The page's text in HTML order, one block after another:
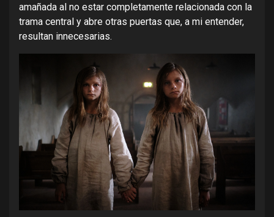
amañada al no estar completamente relacionada con la
trama central y abre otras puertas que, a mi entender,
resultan innecesarias.